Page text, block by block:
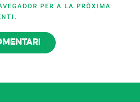
PER A LA PRÒXIMA